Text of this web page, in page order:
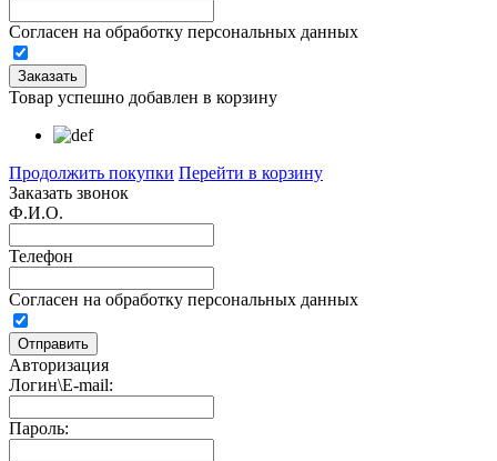
Согласен на обработку персональных данных
Товар успешно добавлен в корзину
Продолжить покупки Перейти в корзину
Заказать звонок
Ф.И.О.
Телефон
Согласен на обработку персональных данных
Авторизация
Логин\E-mail:
Пароль: